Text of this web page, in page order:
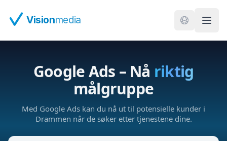
Visionmedia
Google Ads – Nå riktig
målgruppe
Med Google Ads kan du nå ut til potensielle kunder i
Drammen når de søker etter tjenestene dine.